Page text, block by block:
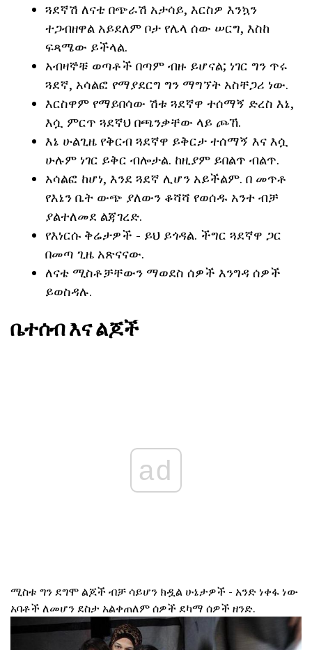
ጓደኛሽ ለናቴ በጭራሽ አታሳይ, እርስዎ እንኳን
ተጋብዘዋል አይደለም ቦታ የሌላ ሰው ሠርግ, እስከ
ፍጻሜው ይችላል.
አብዛኞቹ ወጣቶች በጣም ብዙ ይሆናል; ነገር ግን ጥሩ
ጓደኛ, አሳልፎ የማያደርግ ግን ማግኘት አስቸጋሪ ነው.
እርስዋም የማይበሳው ሽቱ ጓደኛዋ ተሰማኝ ድረስ እኔ,
እሷ ምርጥ ጓደኛህ በጫንቃቸው ላይ ጮኸ.
እኔ ሁልጊዜ የቅርብ ጓደኛዋ ይቅርታ ተሰማኝ እና እሷ
ሁሉም ነገር ይቅር ብሎታል. ከዚያም ይበልጥ ብልጥ.
አሳልፎ ከሆነ, እንደ ጓደኛ ሊሆን አይችልም. በ መጥቶ
የእኔን ቤት ውጭ ያለውን ቆሻሻ የወሰዱ አንተ ብቻ
ያልተለመደ ልጃገረድ.
የእነርሱ ቅሬታዎች - ይህ ይጎዳል. ችግር ጓደኛዋ ጋር
በመጣ ጊዜ አጽናናው.
ለናቴ ሚስቶቻቸውን ማወደስ ሰዎች እንግዳ ሰዎች
ይወስዳሉ.
ቤተሰብ እና ልጆች
ad
ሚስቱ ግን ደግሞ ልጆች ብቻ ሳይሆን ክዷል ሁኔታዎች - አንድ ነቀፋ ነው
አባቶች ለመሆን ደስታ አልቀጠለም ሰዎች ደካማ ሰዎች ዘንድ.